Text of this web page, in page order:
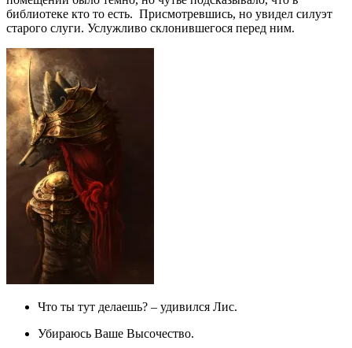
библиотеке кто то есть. Присмотревшись, но увидел силуэт
старого слуги. Услужливо склонившегося перед ним.
Что ты тут делаешь? – удивился Лис.
Убираюсь Ваше Высочество.